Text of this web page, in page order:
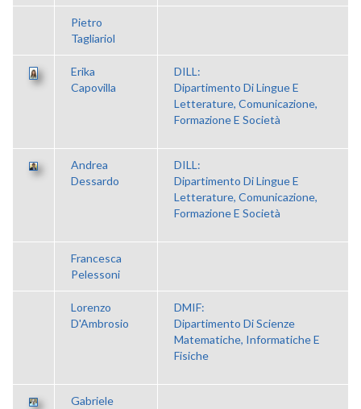
Pietro
Tagliariol
Erika
Capovilla
DILL:
Dipartimento Di Lingue E
Letterature, Comunicazione,
Formazione E Società
Andrea
Dessardo
DILL:
Dipartimento Di Lingue E
Letterature, Comunicazione,
Formazione E Società
Francesca
Pelessoni
Lorenzo
D'Ambrosio
DMIF:
Dipartimento Di Scienze
Matematiche, Informatiche E
Fisiche
Gabriele